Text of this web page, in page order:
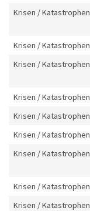
Krisen / Katastrophen
Krisen / Katastrophen
Krisen / Katastrophen
Krisen / Katastrophen
Krisen / Katastrophen
Krisen / Katastrophen
Krisen / Katastrophen
Krisen / Katastrophen
Krisen / Katastrophen